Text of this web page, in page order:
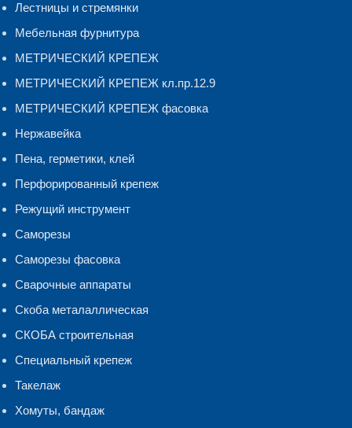
Лестницы и стремянки
Мебельная фурнитура
МЕТРИЧЕСКИЙ КРЕПЕЖ
МЕТРИЧЕСКИЙ КРЕПЕЖ кл.пр.12.9
МЕТРИЧЕСКИЙ КРЕПЕЖ фасовка
Нержавейка
Пена, герметики, клей
Перфорированный крепеж
Режущий инструмент
Саморезы
Саморезы фасовка
Сварочные аппараты
Скоба металаллическая
СКОБА строительная
Специальный крепеж
Такелаж
Хомуты, бандаж